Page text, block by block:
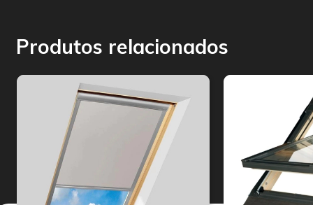
Produtos relacionados